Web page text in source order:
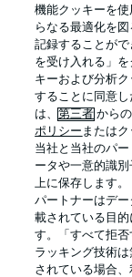
Official Partners
機能クッキーを
らなる最適化を
記録することが
を受け入れる」
キーおよび分析
することに同意
は、第三者 から
ポリシー または
当社と当社のパ
ータや一意的識
上に保存します
パートナーはデ
載されている目
す。「すべて拒
ラッキング技術
されている場合